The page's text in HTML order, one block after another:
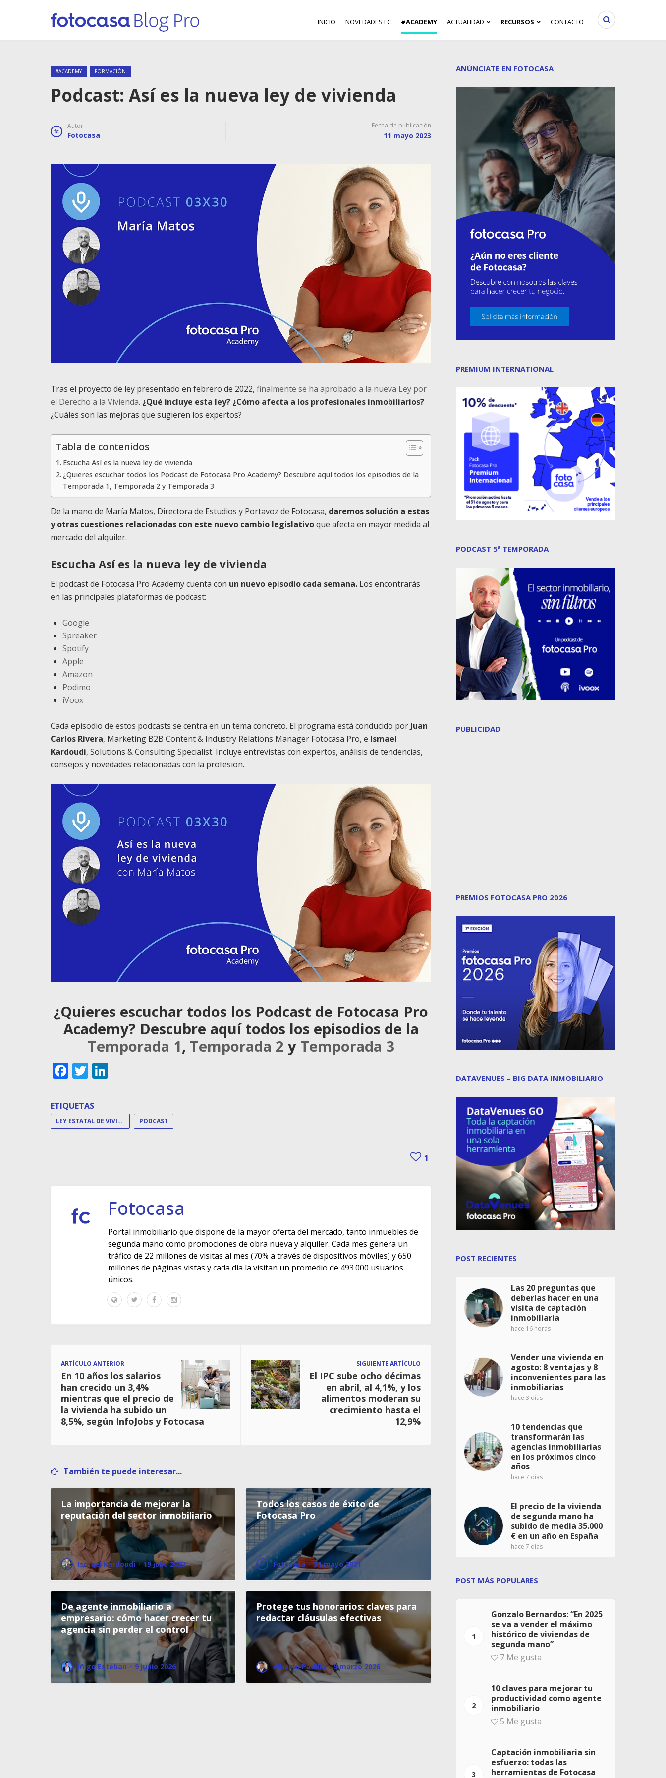
INICIO NOVEDADES FC #ACADEMY ACTUALIDAD RECURSOS CONTACTO
#ACADEMY FORMACIÓN
Podcast: Así es la nueva ley de vivienda
Autor
Fotocasa
Fecha de publicación
11 mayo 2023
Tras el proyecto de ley presentado en febrero de 2022, finalmente se ha aprobado a la nueva Ley por
el Derecho a la Vivienda. ¿Qué incluye esta ley? ¿Cómo afecta a los profesionales inmobiliarios?
¿Cuáles son las mejoras que sugieren los expertos?
Tabla de contenidos
Escucha Así es la nueva ley de vivienda
¿Quieres escuchar todos los Podcast de Fotocasa Pro Academy? Descubre aquí todos los episodios de la
Temporada 1, Temporada 2 y Temporada 3
De la mano de María Matos, Directora de Estudios y Portavoz de Fotocasa, daremos solución a estas
y otras cuestiones relacionadas con este nuevo cambio legislativoque afecta en mayor medida al
mercado del alquiler.
Escucha Así es la nueva ley de vivienda
El podcast de Fotocasa Pro Academy cuenta con un nuevo episodio cada semana. Los encontrarás
en las principales plataformas de podcast:
Google
Spreaker
Spotify
Apple
Amazon
Podimo
iVoox
Cada episodio de estos podcasts se centra en un tema concreto. El programa está conducido por Juan
Carlos Rivera, Marketing B2B Content & Industry Relations Manager Fotocasa Pro, e Ismael
Kardoudi, Solutions & Consulting Specialist. Incluye entrevistas con expertos, análisis de tendencias,
consejos y novedades relacionadas con la profesión.
¿Quieres escuchar todos los Podcast de Fotocasa Pro
Academy? Descubre aquí todos los episodios de la
Temporada 1, Temporada 2 y Temporada 3
Facebook
Twitter
ETIQUETAS
LEY ESTATAL DE VIVIENDA PODCAST
1
Fotocasa
Portal inmobiliario que dispone de la mayor oferta del mercado, tanto inmuebles de
segunda mano como promociones de obra nueva y alquiler. Cada mes genera un
tráfico de 22 millones de visitas al mes (70% a través de dispositivos móviles) y 650
millones de páginas vistas y cada día la visitan un promedio de 493.000 usuarios
únicos.
ARTÍCULO ANTERIOR
En 10 años los salarios
han crecido un 3,4%
mientras que el precio de
la vivienda ha subido un
8,5%, según InfoJobs y Fotocasa
SIGUIENTE ARTÍCULO
El IPC sube ocho décimas
en abril, al 4,1%, y los
alimentos moderan su
crecimiento hasta el
12,9%
También te puede interesar...
La importancia de mejorar la
reputación del sector inmobiliario
Ismael Kardoudi · 19 julio 2023
Todos los casos de éxito de
Fotocasa Pro
Fotocasa · 31 mayo 2021
De agente inmobiliario a
empresario: cómo hacer crecer tu
agencia sin perder el control
Íñigo Esteban · 9 junio 2026
Protege tus honorarios: claves para
redactar cláusulas efectivas
Alberto Padilla · 9 marzo 2026
ANÚNCIATE EN FOTOCASA
PREMIUM INTERNATIONAL
PODCAST 5ª TEMPORADA
PUBLICIDAD
PREMIOS FOTOCASA PRO 2026
DATAVENUES – BIG DATA INMOBILIARIO
POST RECIENTES
Las 20 preguntas que
deberías hacer en una
visita de captación
inmobiliaria
hace 16 horas
Vender una vivienda en
agosto: 8 ventajas y 8
inconvenientes para las
inmobiliarias
hace 3 días
10 tendencias que
transformarán las
agencias inmobiliarias
en los próximos cinco
años
hace 7 días
El precio de la vivienda
de segunda mano ha
subido de media 35.000
€ en un año en España
hace 7 días
POST MÁS POPULARES
1
Gonzalo Bernardos: “En 2025
se va a vender el máximo
histórico de viviendas de
segunda mano”
7 Me gusta
2
10 claves para mejorar tu
productividad como agente
inmobiliario
5 Me gusta
3
Captación inmobiliaria sin
esfuerzo: todas las
herramientas de Fotocasa